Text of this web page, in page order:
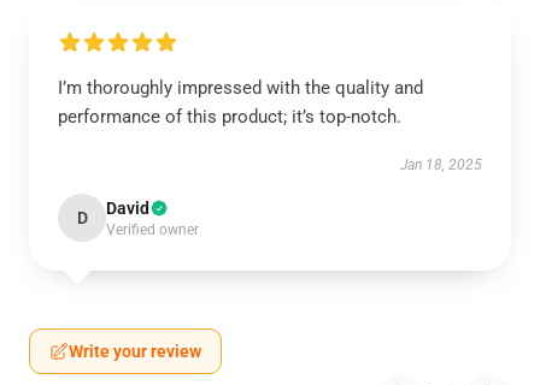
I’m thoroughly impressed with the quality and
performance of this product; it’s top-notch.
Jan 18, 2025
D David
Verified owner
Write your review